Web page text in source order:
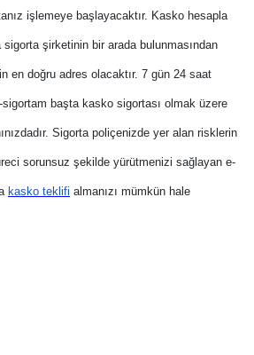
işlemeye başlayacaktır. Kasko hesapla
şirketinin bir arada bulunmasından
en doğru adres olacaktır. 7 gün 24 saat
başta kasko sigortası olmak üzere
Sigorta poliçenizde yer alan risklerin
sorunsuz şekilde yürütmenizi sağlayan e-
kasko teklifi almanızı mümkün hale